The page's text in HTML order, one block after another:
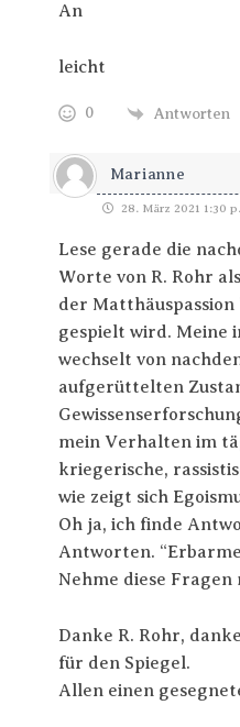
An
leicht
0 Antworten
Marianne
28. März 2021 1:30
Lese gerade die
Worte von R. Rohr
der Matthäuspassion
gespielt wird. Meine
wechselt von
aufgerüttelten
mein Verhalten im
kriegerische,
wie zeigt sich
Oh ja, ich finde
Antworten.
Nehme diese
Danke R. Rohr,
für den Spiegel.
Allen einen